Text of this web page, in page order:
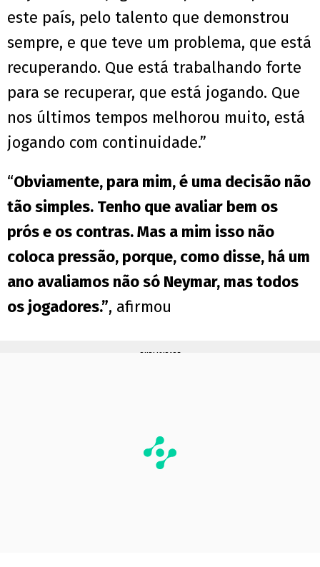
este país, pelo talento que demonstrou
sempre, e que teve um problema, que está
recuperando. Que está trabalhando forte
para se recuperar, que está jogando. Que
nos últimos tempos melhorou muito, está
jogando com continuidade.”
“Obviamente, para mim, é uma decisão não
tão simples. Tenho que avaliar bem os
prós e os contras. Mas a mim isso não
coloca pressão, porque, como disse, há um
ano avaliamos não só Neymar, mas todos
os jogadores.”, afirmou
PUBLICIDADE